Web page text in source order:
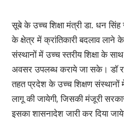
सूबे के उच्च शिक्षा मंत्री डा. धन सिंह
के क्षेत्र में क्रांतिकारी बदलाव लाने
संस्थानों में उच्च स्तरीय शिक्षा के
अवसर उपलब्ध कराये जा सके। डॉ
तहत प्रदेश के उच्च शिक्षण संस्थानों
लागू की जायेगी, जिसकी मंजूरी
इसका शासनादेश जारी कर दिया